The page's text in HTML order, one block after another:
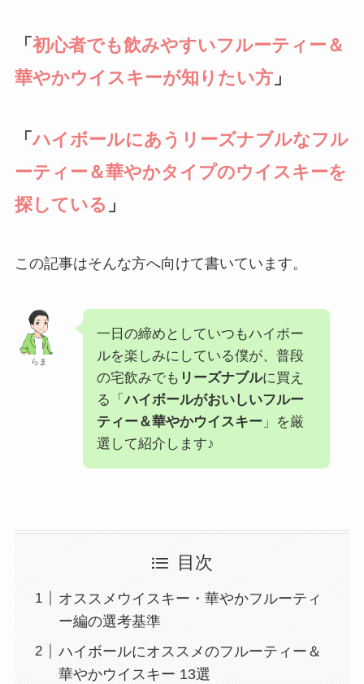
「 初心者でも飲みやすいフルーティー＆
華やかウイスキーが知りたい方」
「ハイボールにあうリーズナブルなフル
ーティー＆華やかタイプのウイスキーを
探している 」
この記事はそんな方へ向けて書いています。
らま
一日の締めとしていつもハイボー
ルを楽しみにしている僕が、普段
の宅飲みでも リーズナブルに買え
る「ハイボールがおいしいフルー
ティー＆華やかウイスキー」を厳
選して紹介します♪
目次
オススメウイスキー・華やかフルーティ
ー編の選考基準
ハイボールにオススメのフルーティー＆
華やかウイスキー 13選